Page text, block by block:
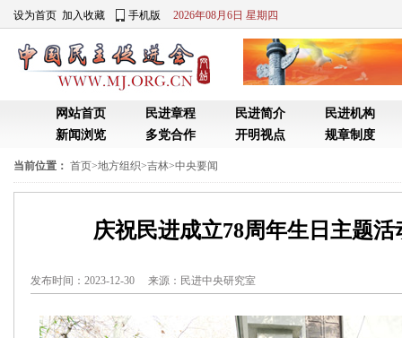
设为首页 加入收藏 手机版 2026年08月6日 星期四
网站首页 民进章程 民进简介
民进机构
新闻浏览
多党合作 开明视点 规章制度
当前位置： 首页>地方组织>吉林>中央要闻
庆祝民进成立78周年生日主题
发布时间：2023-12-30 来源： 民进中央研究室